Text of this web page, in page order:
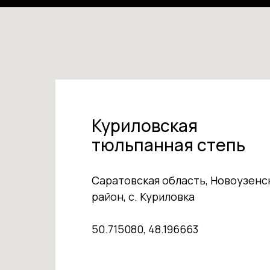
Куриловская
тюльпанная степь
Саратовская область,
район, с. Куриловка
50.715080, 48.196663